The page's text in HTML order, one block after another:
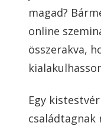
magad?
online
összerakva,
Egy
családtagnak